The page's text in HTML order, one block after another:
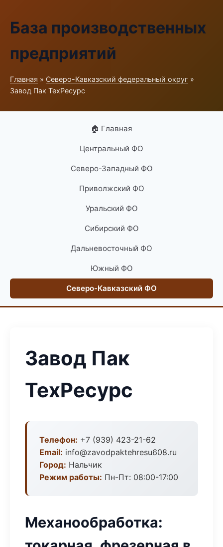
База производственных
предприятий
Главная » Северо-Кавказский федеральный округ »
Завод Пак ТехРесурс
🏠 Главная
Центральный ФО
Северо-Западный ФО
Приволжский ФО
Уральский ФО
Сибирский ФО
Дальневосточный ФО
Южный ФО
Северо-Кавказский ФО
Завод Пак
ТехРесурс
Телефон: +7 (939) 423-21-62
Email: info@zavodpaktehresu608.ru
Город: Нальчик
Режим работы: Пн-Пт: 08:00-17:00
Механообработка: